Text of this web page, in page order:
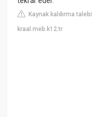
Kaynak kaldırma talebi
kraal.meb.k12.tr